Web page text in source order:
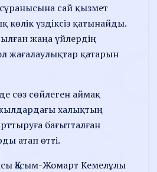
сай қызмет
көлік үздіксіз қатынайды.
жаңа үйлердің
жағалаулықтар қатарын
сөз сөйлеген аймақ
халықтың
бағытталған
атап өтті.
Қасым-Жомарт Кемелұлы